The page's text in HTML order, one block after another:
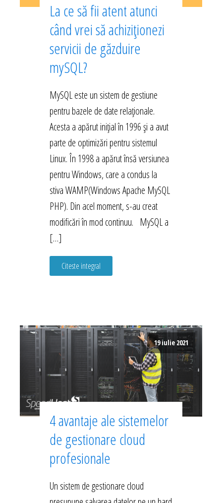
La ce să fii atent atunci
când vrei să achiziționezi
servicii de găzduire
mySQL?
MySQL este un sistem de gestiune
pentru bazele de date relaționale.
Acesta a apărut inițial în 1996 și a avut
parte de optimizări pentru sistemul
Linux. În 1998 a apărut însă versiunea
pentru Windows, care a condus la
stiva WAMP(Windows Apache MySQL
PHP). Din acel moment, s-au creat
modificări în mod continuu. MySQL a
[…]
Citeste integral
19 iulie 2021
4 avantaje ale sistemelor
de gestionare cloud
profesionale
Un sistem de gestionare cloud